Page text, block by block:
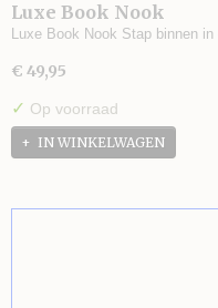
Luxe Book Nook
Luxe Book Nook Stap binnen
€ 49,95
✓ Op voorraad
IN WINKELWAGEN